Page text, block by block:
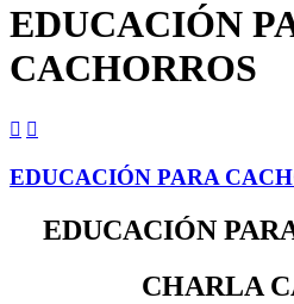
EDUCACIÓN
CACHORROS
 
EDUCACIÓN PARA
EDUCACIÓN
CHARLA